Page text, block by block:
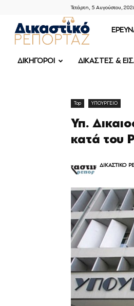
Τετάρτη, 5 Αυγούστου,
ΔΙΚΗΓΟΡΟΙ ΔΙΚΑΣΤΕΣ &
Top ΥΠΟΥΡΓΕΙΟ
Υπ.
κατά του
ΔΙΚΑΣΤΙΚΟ